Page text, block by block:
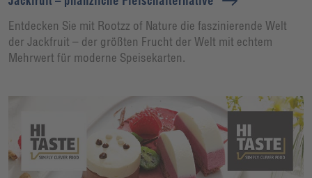
Entdecken Sie mit Rootzz of Nature die faszinierende Welt
der Jackfruit – der größten Frucht der Welt mit echtem
Mehrwert für moderne Speisekarten.